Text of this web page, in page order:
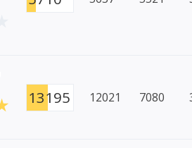
13195 12021 7080